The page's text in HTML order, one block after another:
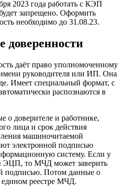
2023 года работать с КЭП
запрещено. Оформить
необходимо до 31.08.23.
даёт право уполномоченному
руководителя или ИП. Она
Имеет специальный формат, с
распознаются в
доверителе и работнике,
лица и срок действия
машиночитаемой
электронной подписью
систему. Если у
ЭЦП, то МЧД может заверить
подписью. Потом данные о
едином реестре МЧД.